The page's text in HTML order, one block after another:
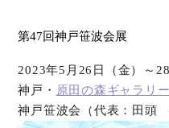
第47回神戸笹波会展
2023年5月26日（金）～28
神戸・ 原田の森ギャラリー
神戸笹波会（代表：田頭